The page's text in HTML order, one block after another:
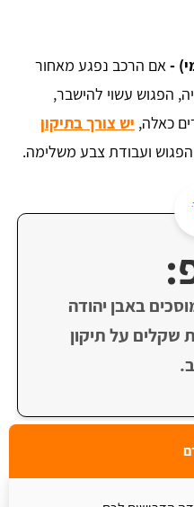
-אם הרכב נפגע מאחור
הפגוש עשוי להישבר,
כאלה, יש צורך בתיקון
ועבודת צבע משלימה.
באבן יהודה
שקלים על תיקון